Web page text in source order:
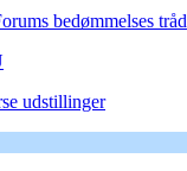
bedømmelses tråd
udstillinger